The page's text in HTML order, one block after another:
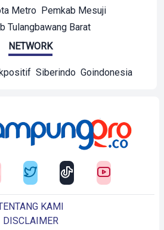
Metro Pemkab Mesuji
Tulangbawang Barat
NETWORK
Siberindo Goindonesia
KAMI
DISCLAIMER